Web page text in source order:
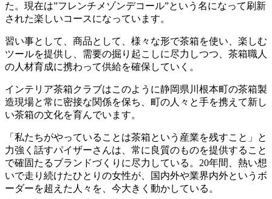
た。現在は”フレンチメゾンデコール”という名になって刷新
された楽しいコースになっています。
習い事として、商品として、様々な形で茶箱を使い、楽しむ
ツールを提供し、需要の掘り起こしに尽力しつつ、茶箱職人
の人材育成に携わって供給を確保していく。
インテリア茶箱クラブはこのように静岡県川根本町の茶箱製
造現場と常に密接な関係を保ち、町の人々と手を携えて新し
い茶箱の文化を育んでいます。
「私たちがやっていることは茶箱という産業を残すこと」と
力強く話すパイザーさんは、常に良質のものを提供すること
で確固たるブランドづくりに尽力している。20年間、熱い想
いで走り続けたひとりの女性が、国内外や業界内外というボ
ーダーを超えた人々を、今大きく動かしている。